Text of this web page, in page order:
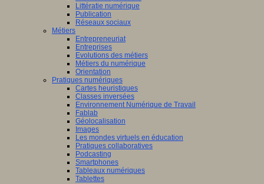
Littératie numérique
Publication
Réseaux sociaux
Métiers
Entrepreneuriat
Entreprises
Evolutions des métiers
Métiers du numérique
Orientation
Pratiques numériques
Cartes heuristiques
Classes inversées
Environnement Numérique de Travail
Fablab
Géolocalisation
Images
Les mondes virtuels en éducation
Pratiques collaboratives
Podcasting
Smartphones
Tableaux numériques
Tablettes